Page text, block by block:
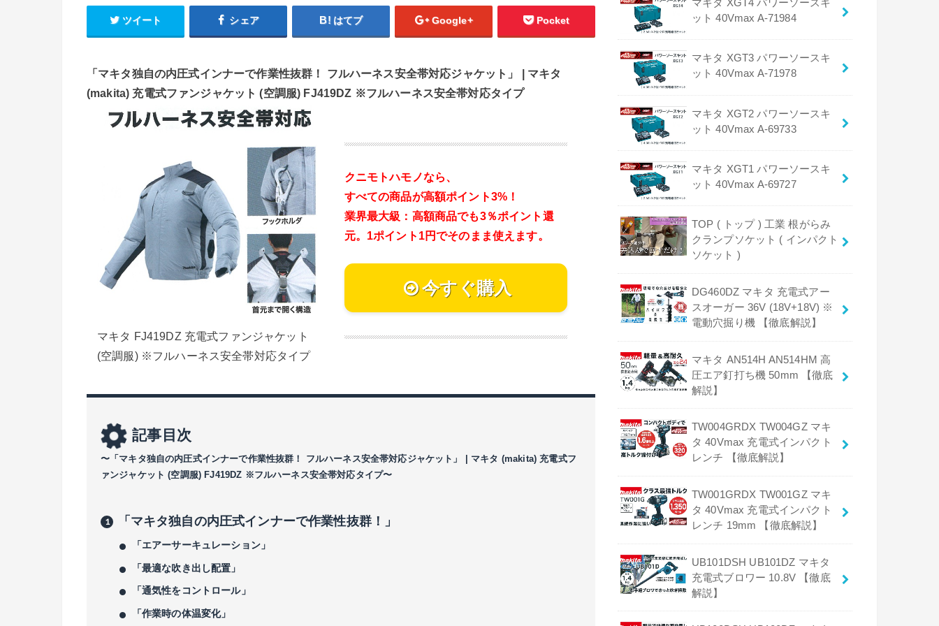
ツイート シェア はてブ Google+ Pocket
「マキタ独自の内圧式インナーで作業性抜群！ フルハーネス安全帯対応ジャケット」 | マキタ
(makita) 充電式ファンジャケット (空調服) FJ419DZ ※フルハーネス安全帯対応タイプ
マキタ FJ419DZ 充電式ファンジャケット
(空調服) ※フルハーネス安全帯対応タイプ
クニモトハモノなら、
すべての商品が高額ポイント3%！
業界最大級：高額商品でも3％ポイント還
元。 1ポイント1円でそのまま使えます。
今すぐ購入
記事目次
〜「マキタ独自の内圧式インナーで作業性抜群！ フルハーネス安全帯対応ジャケット」 | マキタ (makita) 充電式フ
ァンジャケット (空調服) FJ419DZ ※フルハーネス安全帯対応タイプ〜
「マキタ独自の内圧式インナーで作業性抜群！」
「エアーサーキュレーション」
「最適な吹き出し配置」
「通気性をコントロール」
「作業時の体温変化」
マキタ XGT4 パワーソースキ
ット 40Vmax A-71984
マキタ XGT3 パワーソースキ
ット 40Vmax A-71978
マキタ XGT2 パワーソースキ
ット 40Vmax A-69733
マキタ XGT1 パワーソースキ
ット 40Vmax A-69727
TOP ( トップ ) 工業 根がらみ
クランプソケット ( インパクト
ソケット )
DG460DZ マキタ 充電式アー
スオーガー 36V (18V+18V) ※
電動穴掘り機 【徹底解説】
マキタ AN514H AN514HM 高
圧エア釘打ち機 50mm 【徹底
解説】
TW004GRDX TW004GZ マキ
タ 40Vmax 充電式インパクト
レンチ 【徹底解説】
TW001GRDX TW001GZ マキ
タ 40Vmax 充電式インパクト
レンチ 19mm 【徹底解説】
UB101DSH UB101DZ マキタ
充電式ブロワー 10.8V 【徹底
解説】